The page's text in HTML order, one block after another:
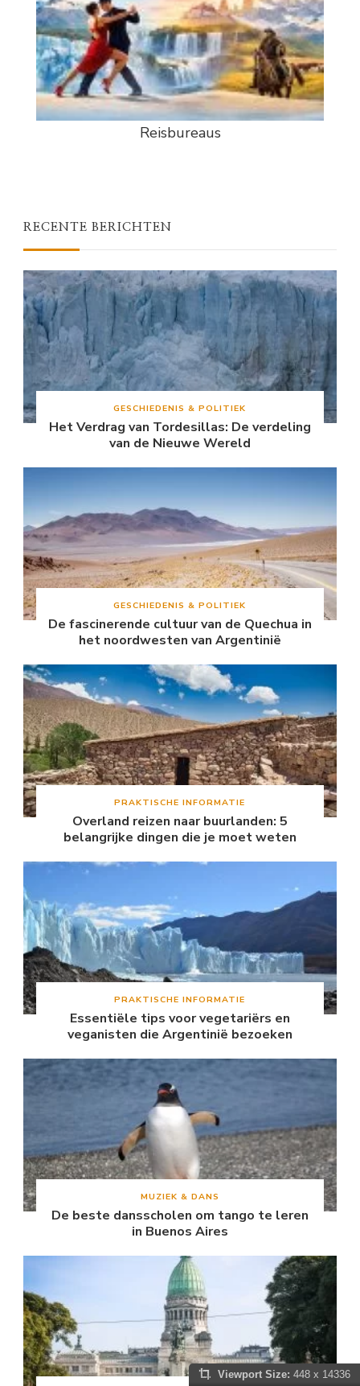
Reisbureaus
RECENTE BERICHTEN
GESCHIEDENIS & POLITIEK
Het Verdrag van Tordesillas: De verdeling
van de Nieuwe Wereld
GESCHIEDENIS & POLITIEK
De fascinerende cultuur van de Quechua in
het noordwesten van Argentinië
PRAKTISCHE INFORMATIE
Overland reizen naar buurlanden: 5
belangrijke dingen die je moet weten
PRAKTISCHE INFORMATIE
Essentiële tips voor vegetariërs en
veganisten die Argentinië bezoeken
MUZIEK & DANS
De beste dansscholen om tango te leren
in Buenos Aires
Viewport Size: 448 x 14336